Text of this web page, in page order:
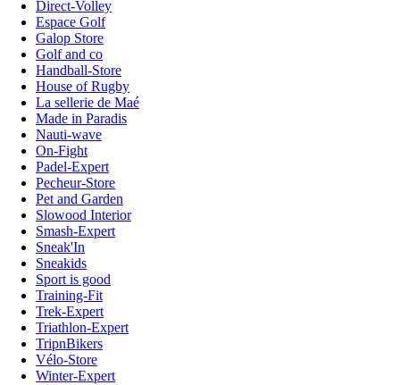
Direct-Volley
Espace Golf
Galop Store
Golf and co
Handball-Store
House of Rugby
La sellerie de Maé
Made in Paradis
Nauti-wave
On-Fight
Padel-Expert
Pecheur-Store
Pet and Garden
Slowood Interior
Smash-Expert
Sneak'In
Sneakids
Sport is good
Training-Fit
Trek-Expert
Triathlon-Expert
TripnBikers
Vélo-Store
Winter-Expert